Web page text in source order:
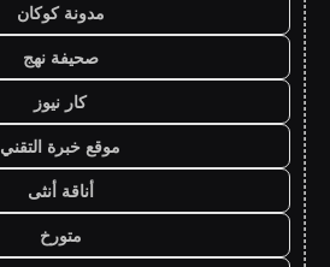
مدونة كوكان
صحيفة نهج
كار نيوز
موقع خبرة التقني
أناقة أنثى
متورخ